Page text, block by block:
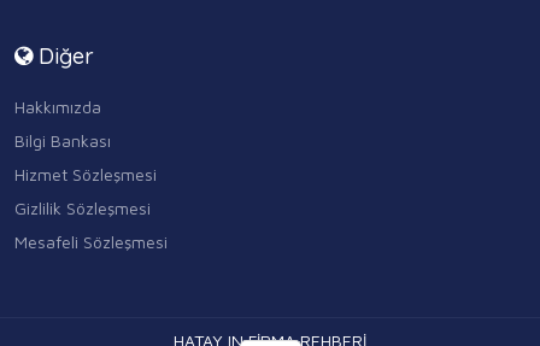
Diğer
Hakkımızda
Bilgi Bankası
Hizmet Sözleşmesi
Gizlilik Sözleşmesi
Mesafeli Sözleşmesi
HATAY IN FİRMA REHBERİ